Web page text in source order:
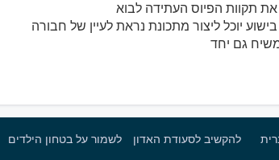
יוכל ליצור מתכונת נראת לעיין של חבורה
להקשיב לסעודת האדון